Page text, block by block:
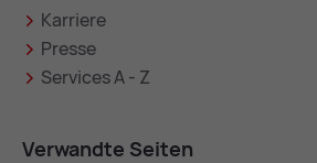
Karriere
Presse
Services A - Z
Verwandte Seiten